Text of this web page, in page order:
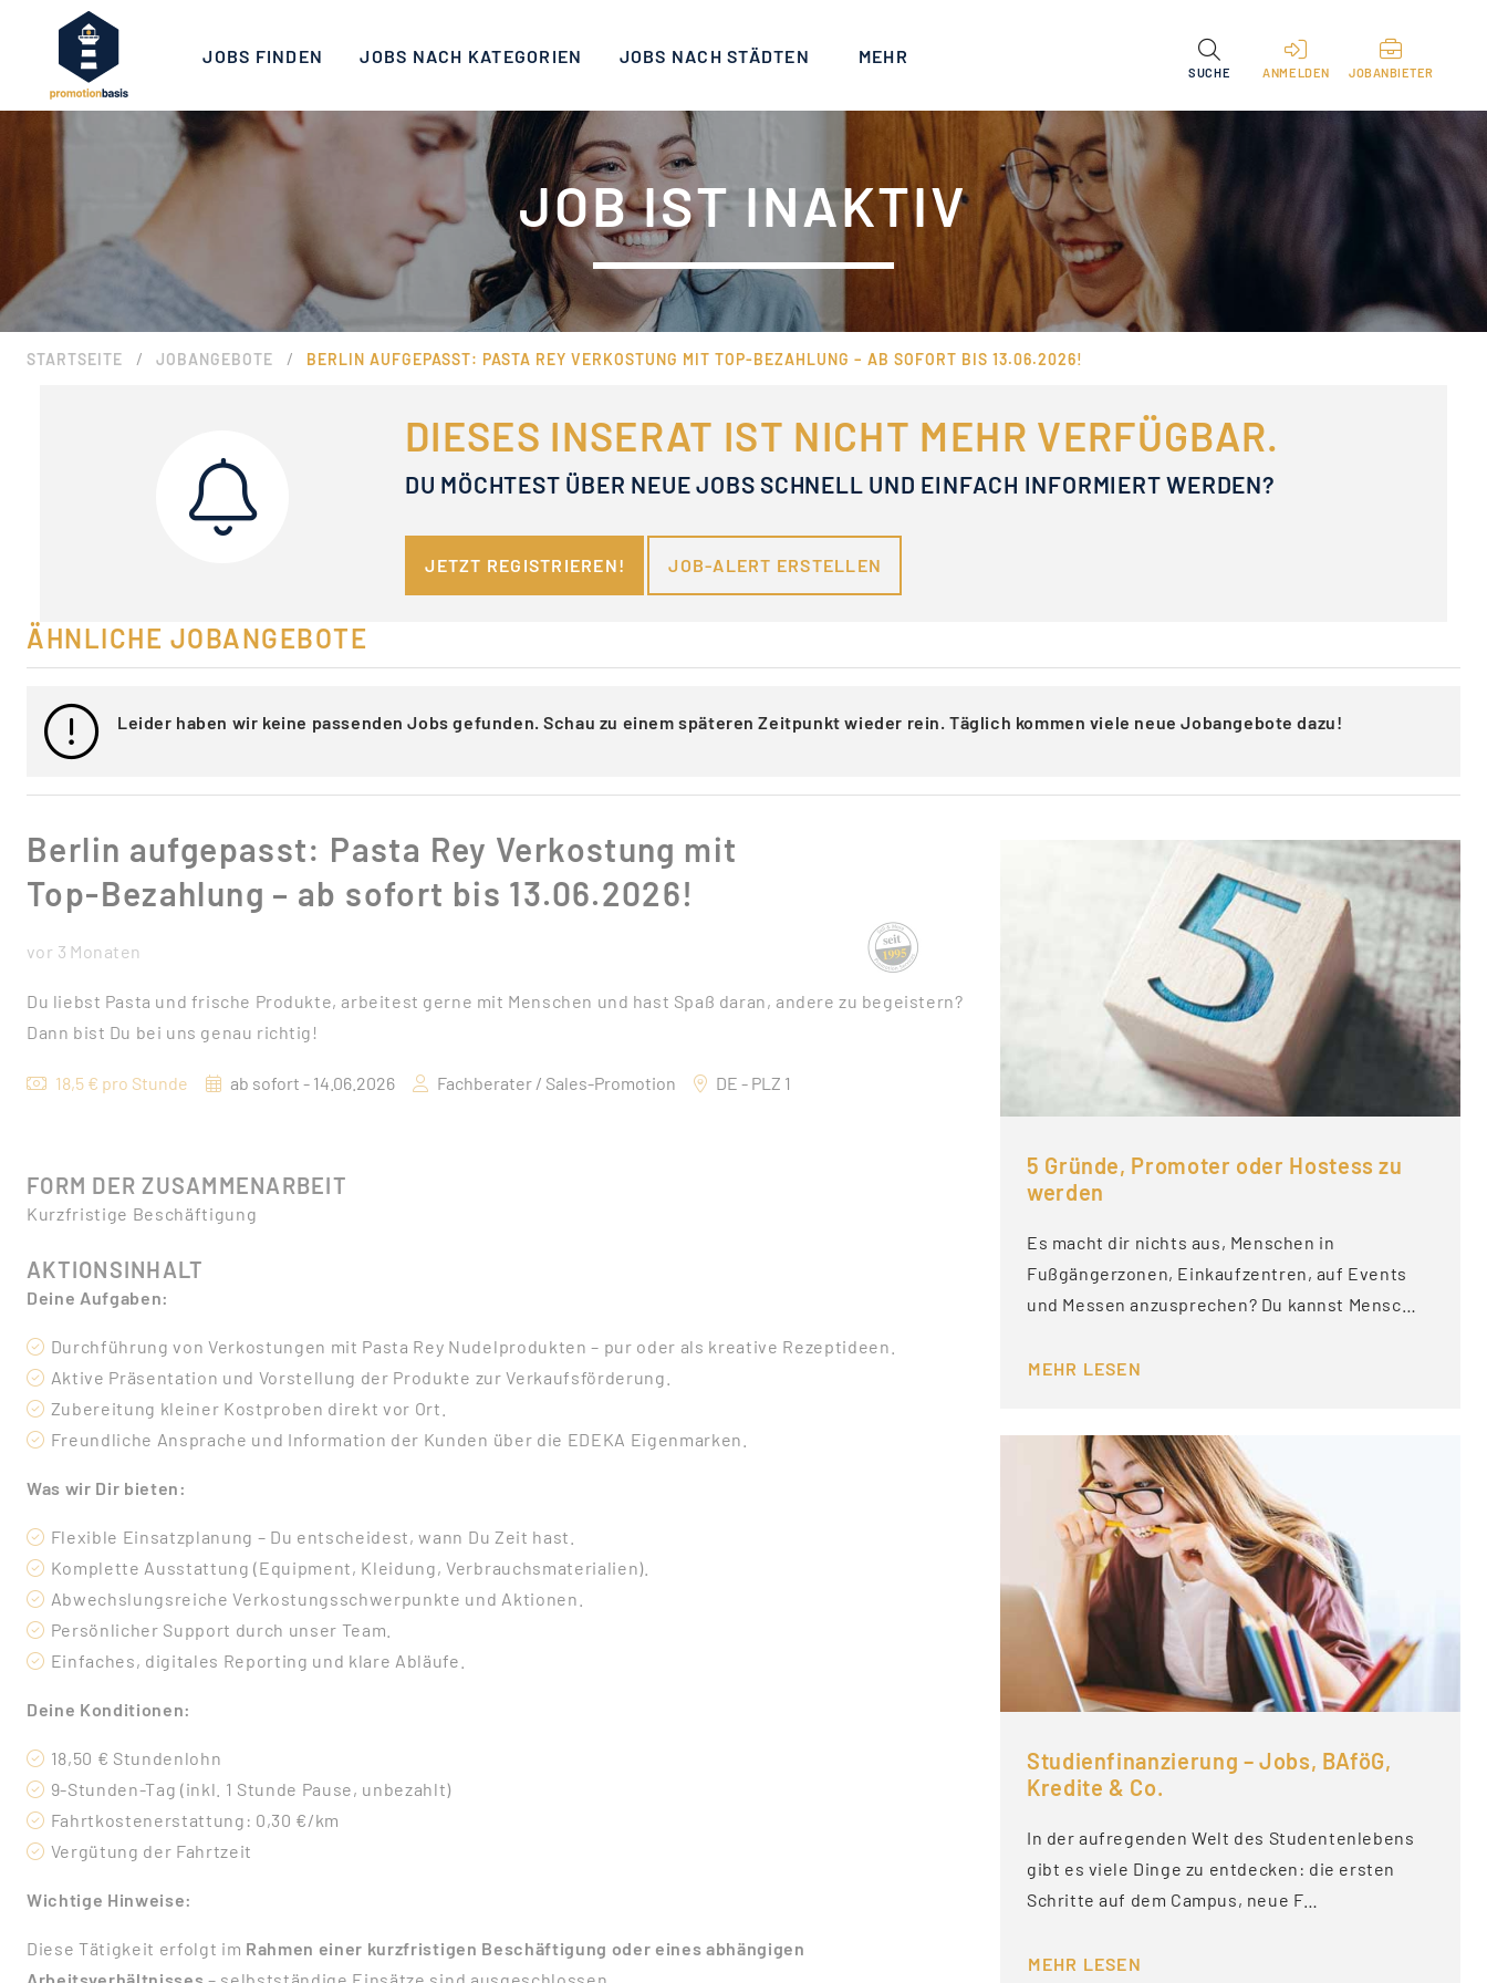
JOBS FINDEN JOBS NACH KATEGORIEN JOBS NACH STÄDTEN MEHR
SUCHE ANMELDEN JOBANBIETER
JOB IST INAKTIV
STARTSEITE / JOBANGEBOTE / BERLIN AUFGEPASST: PASTA REY VERKOSTUNG MIT TOP-BEZAHLUNG – AB SOFORT BIS 13.06.2026!
DIESES INSERAT IST NICHT MEHR VERFÜGBAR.
DU MÖCHTEST ÜBER NEUE JOBS SCHNELL UND EINFACH INFORMIERT WERDEN?
JETZT REGISTRIEREN! JOB-ALERT ERSTELLEN
ÄHNLICHE JOBANGEBOTE
Leider haben wir keine passenden Jobs gefunden. Schau zu einem späteren Zeitpunkt wieder rein. Täglich kommen viele neue Jobangebote dazu!
Berlin aufgepasst: Pasta Rey Verkostung mit
Top-Bezahlung – ab sofort bis 13.06.2026!
vor 3 Monaten
Du liebst Pasta und frische Produkte, arbeitest gerne mit Menschen und hast Spaß daran, andere zu begeistern?
Dann bist Du bei uns genau richtig!
18,5 € pro Stunde ab sofort - 14.06.2026 Fachberater / Sales-Promotion DE - PLZ 1
FORM DER ZUSAMMENARBEIT
Kurzfristige Beschäftigung
AKTIONSINHALT
Deine Aufgaben:
Durchführung von Verkostungen mit Pasta Rey Nudelprodukten – pur oder als kreative Rezeptideen.
Aktive Präsentation und Vorstellung der Produkte zur Verkaufsförderung.
Zubereitung kleiner Kostproben direkt vor Ort.
Freundliche Ansprache und Information der Kunden über die EDEKA Eigenmarken.
Was wir Dir bieten:
Flexible Einsatzplanung – Du entscheidest, wann Du Zeit hast.
Komplette Ausstattung (Equipment, Kleidung, Verbrauchsmaterialien).
Abwechslungsreiche Verkostungsschwerpunkte und Aktionen.
Persönlicher Support durch unser Team.
Einfaches, digitales Reporting und klare Abläufe.
Deine Konditionen:
18,50 € Stundenlohn
9-Stunden-Tag (inkl. 1 Stunde Pause, unbezahlt)
Fahrtkostenerstattung: 0,30 €/km
Vergütung der Fahrtzeit
Wichtige Hinweise:
Diese Tätigkeit erfolgt im Rahmen einer kurzfristigen Beschäftigung oder eines abhängigen
5 Gründe, Promoter oder Hostess zu
werden
Es macht dir nichts aus, Menschen in
Fußgängerzonen, Einkaufzentren, auf Events
und Messen anzusprechen? Du kannst Mensc…
MEHR LESEN
Studienfinanzierung – Jobs, BAföG,
Kredite & Co.
In der aufregenden Welt des Studentenlebens
gibt es viele Dinge zu entdecken: die ersten
Schritte auf dem Campus, neue F…
MEHR LESEN